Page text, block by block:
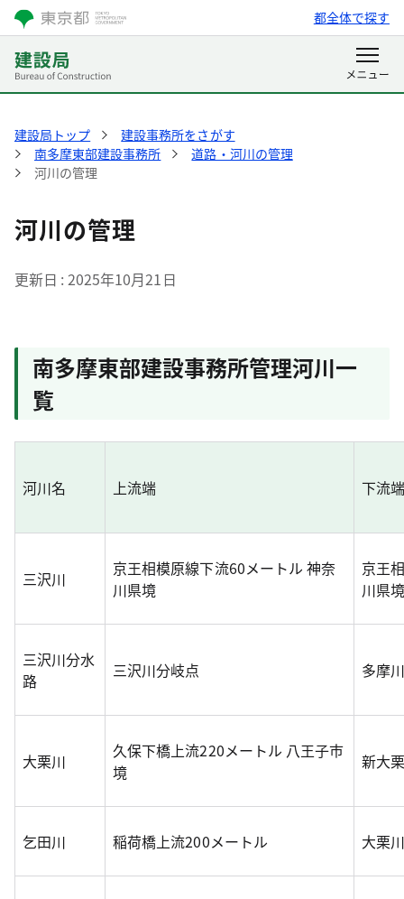
都全体で探す
建設局トップ
建設事務所をさがす
南多摩東部建設事務所
道路・河川の管理
河川の管理
河川の管理
更新日 2025年10月21日
南多摩東部建設事務所管理河川一
覧
河川名 上流端 下流
三沢川
京王相模原線下流60メートル 神奈
川県境
京王
川県
三沢川分水
路
三沢川分岐点 多摩
大栗川
久保下橋上流220メートル 八王子市
境
新大
乞田川 稲荷橋上流200メートル 大栗